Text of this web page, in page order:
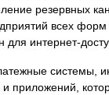
резервных
всех
для интернет-
системы,
и приложений,